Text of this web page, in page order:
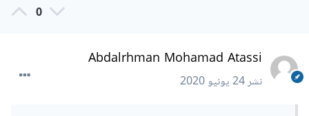
0
Abdalrhman Mohamad Atassi
نشر24 يونيو 2020